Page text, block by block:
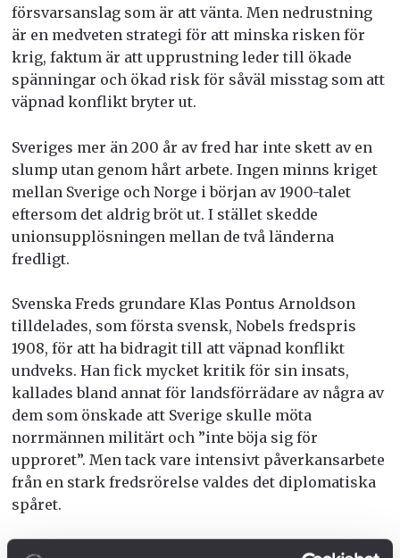
försvarsanslag som är att vänta. Men nedrustning
är en medveten strategi för att minska risken för
krig, faktum är att upprustning leder till ökade
spänningar och ökad risk för såväl misstag som att
väpnad konflikt bryter ut.
Sveriges mer än 200 år av fred har inte skett av en
slump utan genom hårt arbete. Ingen minns kriget
mellan Sverige och Norge i början av 1900-talet
eftersom det aldrig bröt ut. I stället skedde
unionsupplösningen mellan de två länderna
fredligt.
Svenska Freds grundare Klas Pontus Arnoldson
tilldelades, som första svensk, Nobels fredspris
1908, för att ha bidragit till att väpnad konflikt
undveks. Han fick mycket kritik för sin insats,
kallades bland annat för landsförrädare av några av
dem som önskade att Sverige skulle möta
norrmännen militärt och ”inte böja sig för
upproret”. Men tack vare intensivt påverkansarbete
från en stark fredsrörelse valdes det diplomatiska
spåret.
Därför kunde också Natos generalsekreterare Jens